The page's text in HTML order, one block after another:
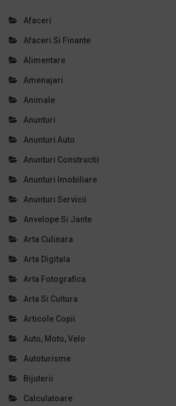
Afaceri
Afaceri Si Finante
Alimentare
Amenajari
Animale
Anunturi
Anunturi Auto
Anunturi Constructii
Anunturi Imobiliare
Anunturi Servicii
Anvelope Si Jante
Arta Culinara
Arta Digitala
Arta Fotografica
Arta Si Cultura
Articole Copii
Auto, Moto, Velo
Autoturisme
Bijuterii
Calculatoare